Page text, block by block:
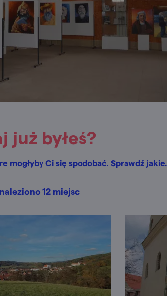
już byłeś?
mogłyby Ci się spodobać. Sprawdź jakie.
12 miejsc